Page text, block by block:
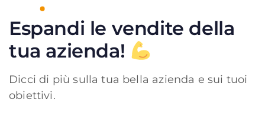
Espandi le vendite della
tua azienda!
Dicci di più sulla tua bella azienda e sui tuoi
obiettivi.